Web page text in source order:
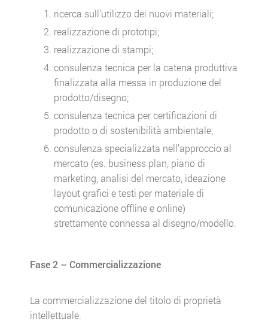
ricerca sull’utilizzo dei nuovi materiali;
realizzazione di prototipi;
realizzazione di stampi;
consulenza tecnica per la catena produttiva
finalizzata alla messa in produzione del
prodotto/disegno;
consulenza tecnica per certificazioni di
prodotto o di sostenibilità ambientale;
consulenza specializzata nell’approccio al
mercato (es. business plan, piano di
marketing, analisi del mercato, ideazione
layout grafici e testi per materiale di
comunicazione offline e online)
strettamente connessa al disegno/modello.
Fase 2 – Commercializzazione
La commercializzazione del titolo di proprietà
intellettuale.